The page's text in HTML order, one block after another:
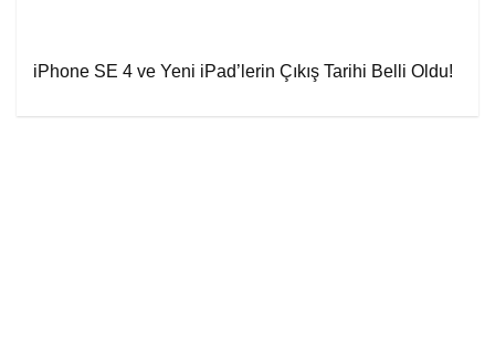
iPhone SE 4 ve Yeni iPad’lerin Çıkış Tarihi Belli Oldu!